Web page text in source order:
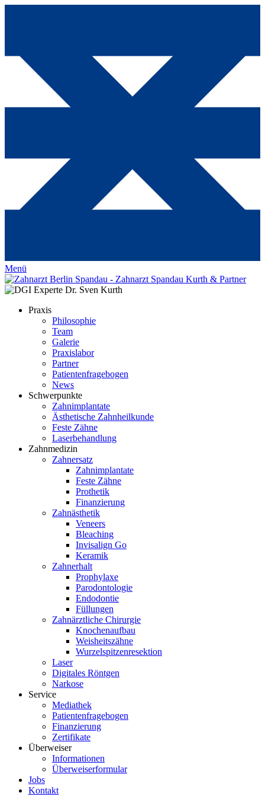
Menü
Praxis
Philosophie
Team
Galerie
Praxislabor
Partner
Patientenfragebogen
News
Schwerpunkte
Zahnimplantate
Ästhetische Zahnheilkunde
Feste Zähne
Laserbehandlung
Zahnmedizin
Zahnersatz
Zahnimplantate
Feste Zähne
Prothetik
Finanzierung
Zahnästhetik
Veneers
Bleaching
Invisalign Go
Keramik
Zahnerhalt
Prophylaxe
Parodontologie
Endodontie
Füllungen
Zahnärztliche Chirurgie
Knochenaufbau
Weisheitszähne
Wurzelspitzenresektion
Laser
Digitales Röntgen
Narkose
Service
Mediathek
Patientenfragebogen
Finanzierung
Zertifikate
Überweiser
Informationen
Überweiserformular
Jobs
Kontakt